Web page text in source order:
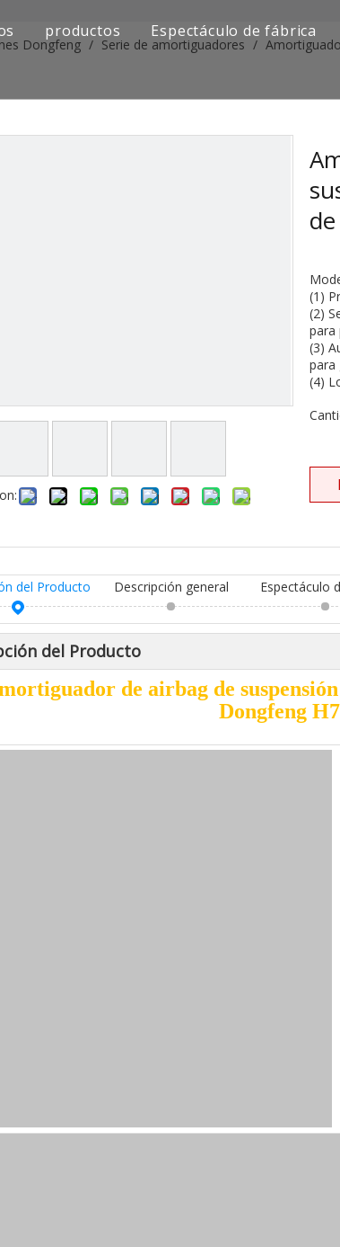
productos
Serie de camiones SAIC-lveco Hongyan
Serie de camiones europea y japonesa
Piezas de repuesto para maquinaria de
Espectáculo de fábrica
Dongfeng / Serie de amortiguadores /
(1)
(2)
para
(3)
para
(4)
del Producto Descripción general Espectáculo
del Producto
de airbag de
Dongfeng